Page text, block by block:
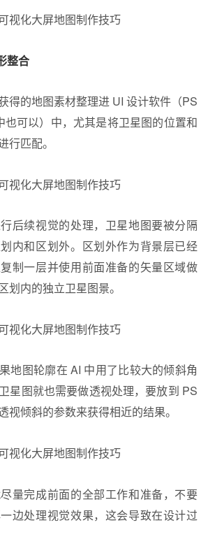
整合
得的地图素材整理进 UI 设计软件（PS
也可以）中，尤其是将卫星图的位置和
行匹配。
后续视觉的处理，卫星地图要被分隔
内和区划外。区划外作为背景层已经
制一层并使用前面准备的矢量区域做
划内的独立卫星图景。
地图轮廓在 AI 中用了比较大的倾斜角
星图就也需要做透视处理，要放到 PS
视倾斜的参数来获得相近的结果。
量完成前面的全部工作和准备，不要
边处理视觉效果，这会导致在设计过